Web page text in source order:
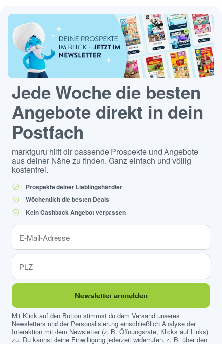
Jede Woche die besten
Angebote direkt in dein
Postfach
marktguru hilft dir passende Prospekte und Angebote
aus deiner Nähe zu finden. Ganz einfach und völlig
kostenfrei.
Prospekte deiner Lieblingshändler
Wöchentlich die besten Deals
Kein Cashback Angebot verpassen
Newsletter anmelden
Mit Klick auf den Button stimmst du dem Versand unseres
Newsletters und der Personalisierung einschließlich Analyse der
Interaktion mit dem Newsletter (z. B. Öffnungsrate, Klicks auf Links)
zu. Du kannst deine Einwilligung jederzeit widerrufen, z. B. über den